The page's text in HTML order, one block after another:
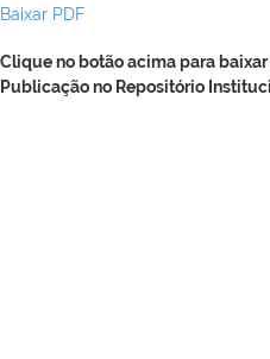
Baixar PDF
Clique no botão acima para
Publicação no Repositório